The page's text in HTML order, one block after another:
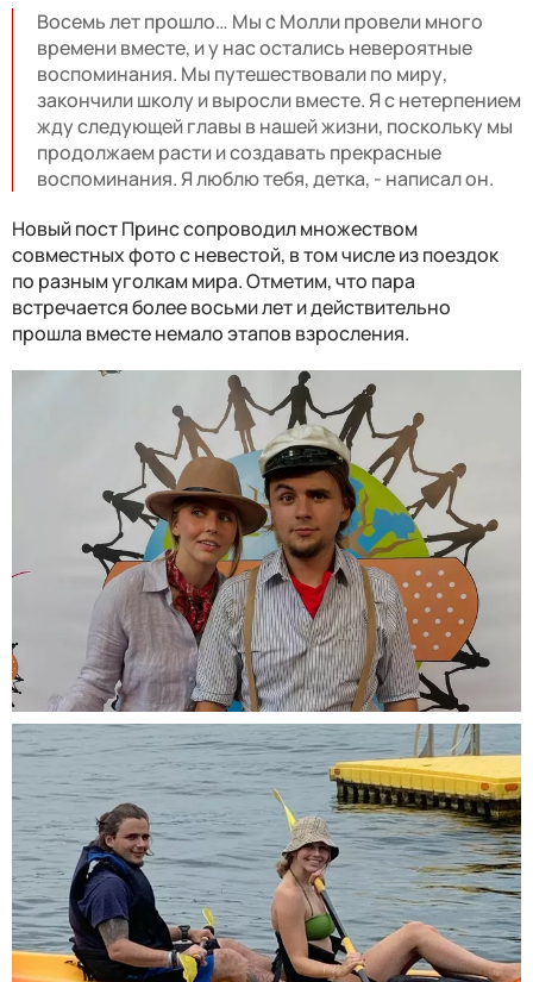
Восемь лет прошло… Мы с Молли провели много
времени вместе, и у нас остались невероятные
воспоминания. Мы путешествовали по миру,
закончили школу и выросли вместе. Я с нетерпением
жду следующей главы в нашей жизни, поскольку мы
продолжаем расти и создавать прекрасные
воспоминания. Я люблю тебя, детка, - написал он.
Новый пост Принс сопроводил множеством
совместных фото с невестой, в том числе из поездок
по разным уголкам мира. Отметим, что пара
встречается более восьми лет и действительно
прошла вместе немало этапов взросления.